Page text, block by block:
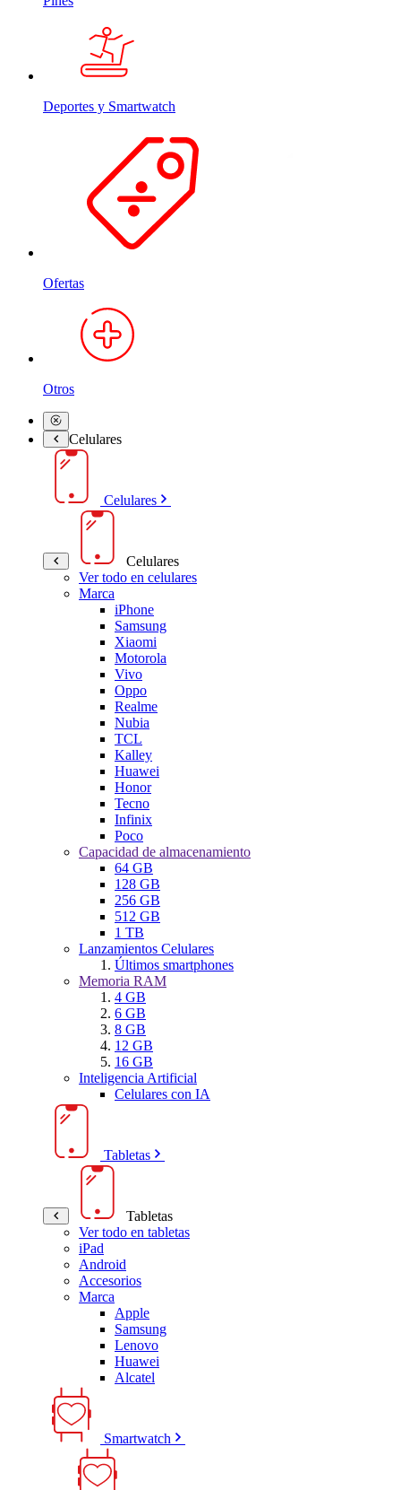
Deportes y Smartwatch
Ofertas
Otros
Celulares
Celulares
Celulares
Ver todo en celulares
Marca
iPhone
Samsung
Xiaomi
Motorola
Vivo
Oppo
Realme
Nubia
TCL
Kalley
Huawei
Honor
Tecno
Infinix
Poco
Capacidad de almacenamiento
64 GB
128 GB
256 GB
512 GB
1 TB
Lanzamientos Celulares
Últimos smartphones
Memoria RAM
4 GB
6 GB
8 GB
12 GB
16 GB
Inteligencia Artificial
Celulares con IA
Tabletas
Tabletas
Ver todo en tabletas
iPad
Android
Accesorios
Marca
Apple
Samsung
Lenovo
Huawei
Alcatel
Smartwatch